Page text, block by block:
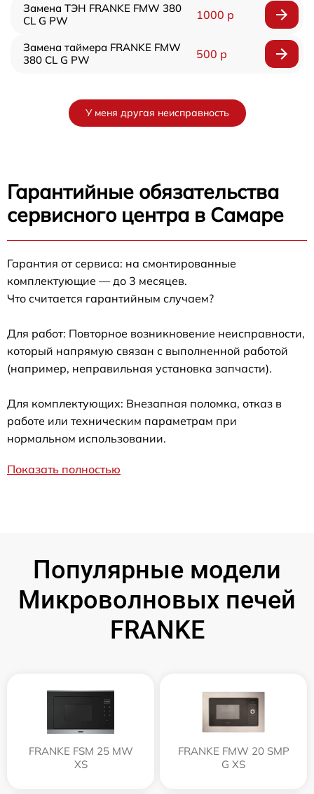
Замена ТЭН FRANKE FMW 380
CL G PW
1000 р
Замена таймера FRANKE FMW
380 CL G PW
500 р
У меня другая неисправность
Гарантийные обязательства
сервисного центра в Самаре
Гарантия от сервиса: на смонтированные
комплектующие — до 3 месяцев.
Что считается гарантийным случаем?
Для работ: Повторное возникновение неисправности,
который напрямую связан с выполненной работой
(например, неправильная установка запчасти).
Для комплектующих: Внезапная поломка, отказ в
работе или техническим параметрам при
нормальном использовании.
Показать полностью
Популярные модели
Микроволновых печей
FRANKE
FRANKE FSM 25 MW
XS
FRANKE FMW 20 SMP
G XS